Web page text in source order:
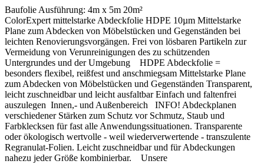
Baufolie Ausführung: 4m x 5m 20m²
ColorExpert mittelstarke Abdeckfolie HDPE 10µm Mittelstarke
Plane zum Abdecken von Möbelstücken und Gegenständen bei
leichten Renovierungsvorgängen. Frei von lösbaren Partikeln zur
Vermeidung von Verunreinigungen des zu schützenden
Untergrundes und der Umgebung HDPE Abdeckfolie =
besonders flexibel, reißfest und anschmiegsam Mittelstarke Plane
zum Abdecken von Möbelstücken und Gegenständen Transparent,
leicht zuschneidbar und leicht ausfaltbar Einfach und faltenfrei
auszulegen Innen,- und Außenbereich INFO! Abdeckplanen
verschiedener Stärken zum Schutz vor Schmutz, Staub und
Farbklecksen für fast alle Anwendungssituationen. Transparente
oder ökologisch wertvolle - weil wiederverwertende - transzulente
Regranulat-Folien. Leicht zuschneidbar und für Abdeckungen
nahezu jeder Größe kombinierbar. Unsere